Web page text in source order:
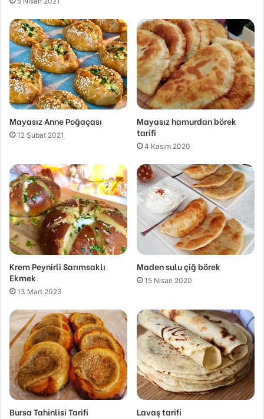
Mayasız Anne Poğaçası
12 Şubat 2021
Mayasız hamurdan börek
tarifi
4 Kasım 2020
Krem Peynirli Sarımsaklı
Ekmek
13 Mart 2023
Maden sulu çiğ börek
15 Nisan 2020
Bursa Tahinlisi Tarifi Lavaş tarifi